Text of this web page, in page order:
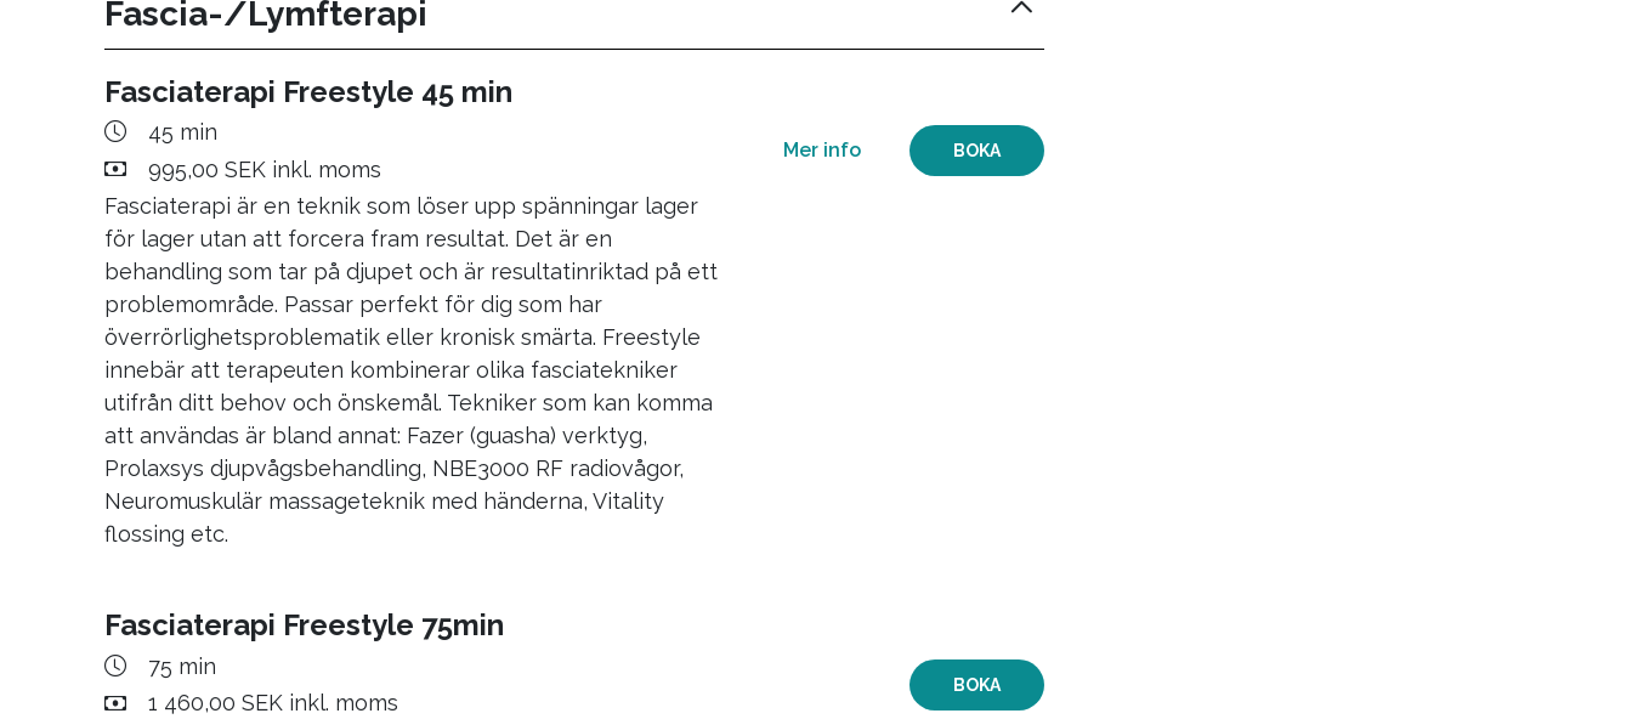
50 min
2 900,00 SEK inkl. moms
Skonsam korrigering i nackmuskler (ej manipulation) efter
undersökning och tester. Uppföljning med ny
undersökning och massage ingår.
AtlasPROfilax barn
50 min
1 900,00 SEK inkl. moms
AtlasPROfilax Konsultation
30 min
Kostnadsfritt
AtlasPROfilax Återbesök
Ej angivet
Återbesök efter atlaskorrigering. Ingår undersökning och
massage/fasciaterapi för vuxna, endast undersökning för
Fascia-/Lymfterapi
Fasciaterapi Freestyle 45 min
45 min
995,00 SEK inkl. moms
Fasciaterapi är en teknik som löser upp spänningar lager
för lager utan att forcera fram resultat. Det är en
behandling som tar på djupet och är resultatinriktad på ett
problemområde. Passar perfekt för dig som har
överrörlighetsproblematik eller kronisk smärta. Freestyle
innebär att terapeuten kombinerar olika fasciatekniker
utifrån ditt behov och önskemål. Tekniker som kan komma
att användas är bland annat: Fazer (guasha) verktyg,
Prolaxsys djupvågsbehandling, NBE3000 RF radiovågor,
Neuromuskulär massageteknik med händerna, Vitality
flossing etc.
BOKA
Mer info
Fasciaterapi Freestyle 75min
75 min
1 460,00 SEK inkl. moms
BOKA